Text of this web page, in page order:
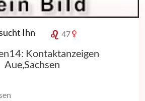
Ihn 47
Kontaktanzeigen
Aue,Sachsen